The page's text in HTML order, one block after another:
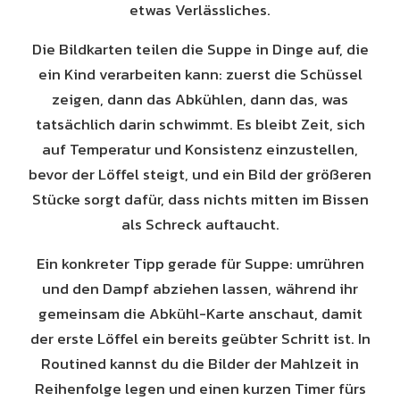
etwas Verlässliches.
Die Bildkarten teilen die Suppe in Dinge auf, die
ein Kind verarbeiten kann: zuerst die Schüssel
zeigen, dann das Abkühlen, dann das, was
tatsächlich darin schwimmt. Es bleibt Zeit, sich
auf Temperatur und Konsistenz einzustellen,
bevor der Löffel steigt, und ein Bild der größeren
Stücke sorgt dafür, dass nichts mitten im Bissen
als Schreck auftaucht.
Ein konkreter Tipp gerade für Suppe: umrühren
und den Dampf abziehen lassen, während ihr
gemeinsam die Abkühl-Karte anschaut, damit
der erste Löffel ein bereits geübter Schritt ist. In
Routined kannst du die Bilder der Mahlzeit in
Reihenfolge legen und einen kurzen Timer fürs